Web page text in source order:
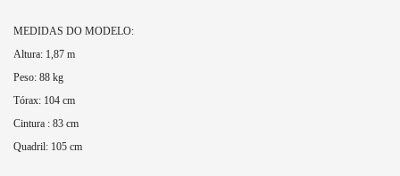
MEDIDAS DO MODELO:
Altura: 1,87 m
Peso: 88 kg
Tórax: 104 cm
Cintura : 83 cm
Quadril: 105 cm